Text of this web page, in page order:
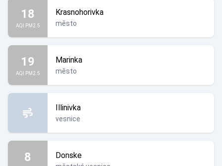
18
AQI PM2.5
Krasnohorivka
město
19
AQI PM2.5
Marinka
město
Illinivka
vesnice
8 Donske